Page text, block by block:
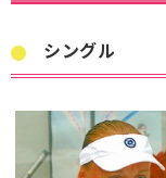
シングル